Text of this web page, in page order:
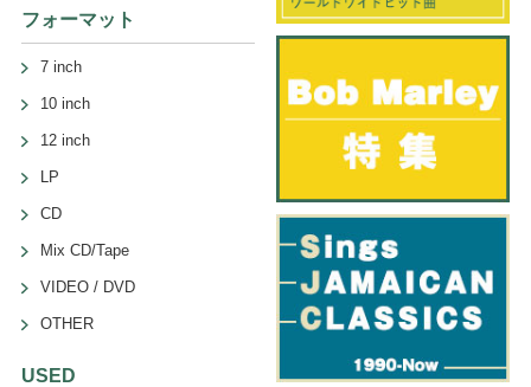
フォーマット
7 inch
10 inch
12 inch
LP
CD
Mix CD/Tape
VIDEO / DVD
OTHER
USED